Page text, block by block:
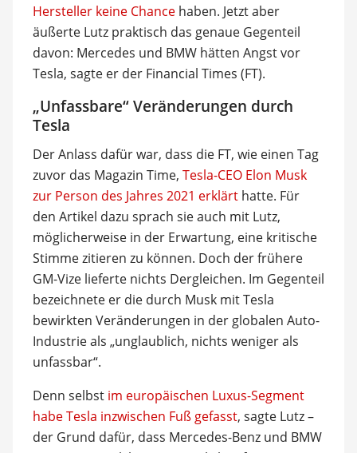
Hersteller keine Chancehaben. Jetzt aber
äußerte Lutz praktisch das genaue Gegenteil
davon: Mercedes und BMW hätten Angst vor
Tesla, sagte er der Financial Times (FT).
„Unfassbare“ Veränderungen durch
Tesla
Der Anlass dafür war, dass die FT, wie einen Tag
zuvor das Magazin Time, Tesla-CEO Elon Musk
zur Person des Jahres 2021 erklärthatte. Für
den Artikel dazu sprach sie auch mit Lutz,
möglicherweise in der Erwartung, eine kritische
Stimme zitieren zu können. Doch der frühere
GM-Vize lieferte nichts Dergleichen. Im Gegenteil
bezeichnete er die durch Musk mit Tesla
bewirkten Veränderungen in der globalen Auto-
Industrie als „unglaublich, nichts weniger als
unfassbar“.
Denn selbst im europäischen Luxus-Segment
habe Tesla inzwischen Fuß gefasst, sagte Lutz –
der Grund dafür, dass Mercedes-Benz und BMW